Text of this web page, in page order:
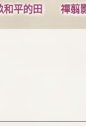
和平的田 禪翦